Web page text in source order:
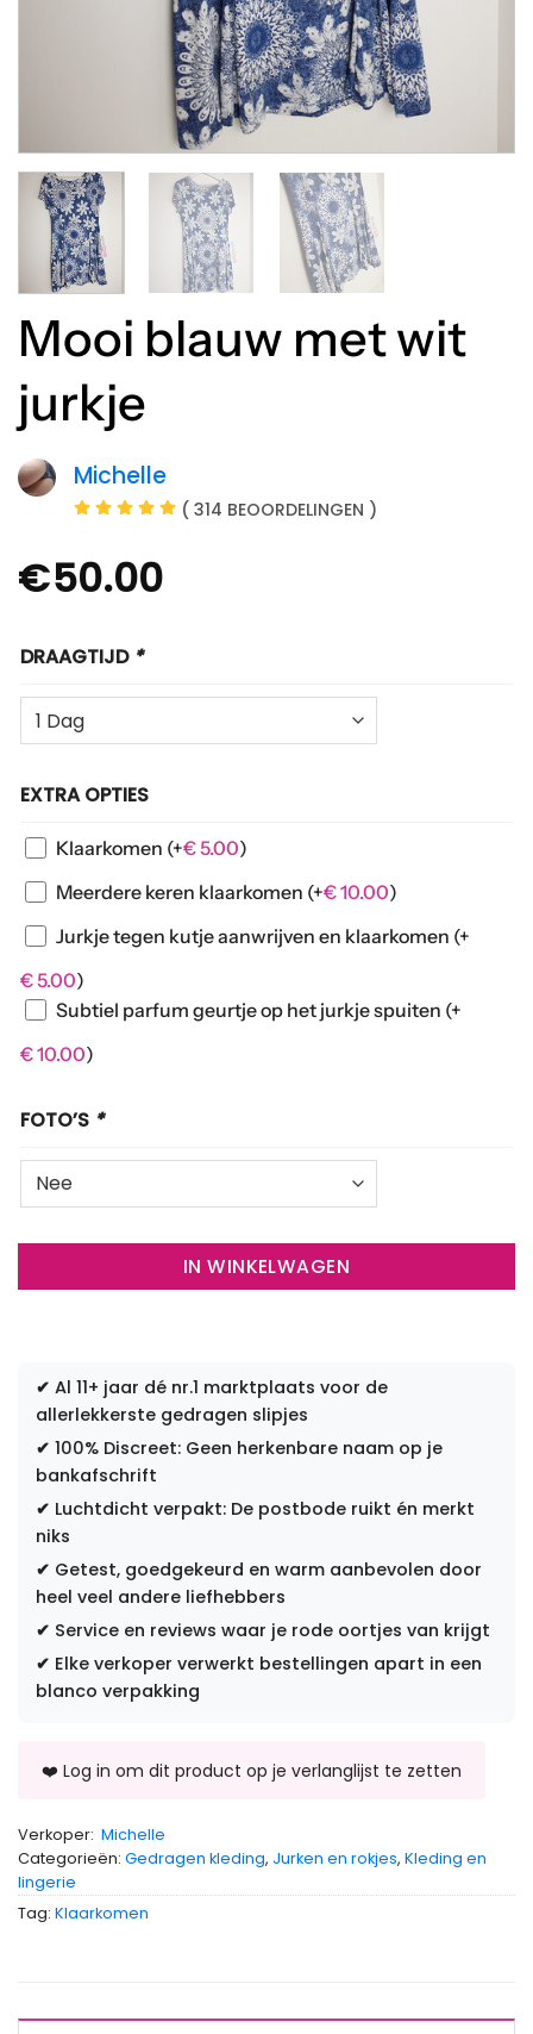
Mooi blauw met wit
jurkje
Michelle
( 314 BEOORDELINGEN )
€50.00
DRAAGTIJD *
EXTRA OPTIES
Klaarkomen (+€5.00)
Meerdere keren klaarkomen (+€10.00)
Jurkje tegen kutje aanwrijven en klaarkomen (+
€5.00)
Subtiel parfum geurtje op het jurkje spuiten (+
€10.00)
FOTO’S *
IN WINKELWAGEN
✔ Al 11+ jaar dé nr.1 marktplaats voor de
allerlekkerste gedragen slipjes
✔ 100% Discreet: Geen herkenbare naam op je
bankafschrift
✔ Luchtdicht verpakt: De postbode ruikt én merkt
niks
✔ Getest, goedgekeurd en warm aanbevolen door
heel veel andere liefhebbers
✔ Service en reviews waar je rode oortjes van krijgt
✔ Elke verkoper verwerkt bestellingen apart in een
blanco verpakking
Verkoper: Michelle
Categorieën: Gedragen kleding, Jurken en rokjes, Kleding en
lingerie
Tag: Klaarkomen